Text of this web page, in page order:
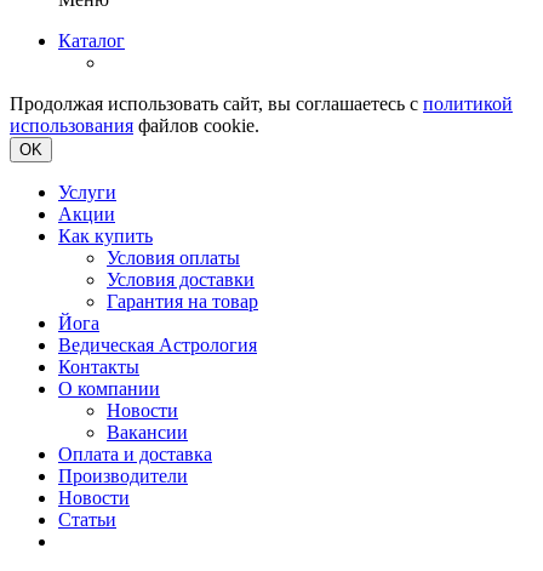
Каталог
Продолжая использовать сайт, вы соглашаетесь с политикой
использования файлов cookie.
OK
Услуги
Акции
Как купить
Условия оплаты
Условия доставки
Гарантия на товар
Йога
Ведическая Астрология
Контакты
О компании
Новости
Вакансии
Оплата и доставка
Производители
Новости
Статьи